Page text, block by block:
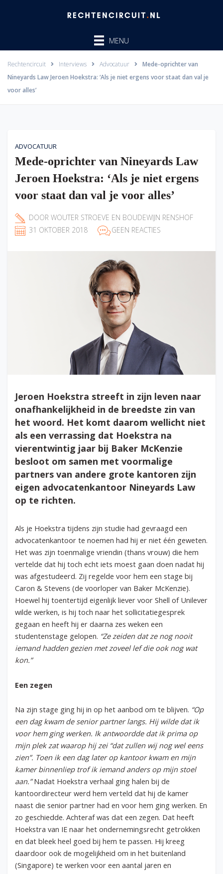
MENU
Rechtencircuit Interviews Advocatuur
Mede-oprichter van
Nineyards Law Jeroen Hoekstra: ‘Als je niet ergens voor staat dan val je
voor alles’
ADVOCATUUR
Mede-oprichter van Nineyards Law
Jeroen Hoekstra: ‘Als je niet ergens
voor staat dan val je voor alles’
DOOR WOUTER STROEVE EN BOUDEWIJN RENSHOF
31 OKTOBER 2018
GEEN REACTIES
Jeroen Hoekstra streeft in zijn leven naar
onafhankelijkheid in de breedste zin van
het woord. Het komt daarom wellicht niet
als een verrassing dat Hoekstra na
vierentwintig jaar bij Baker McKenzie
besloot om samen met voormalige
partners van andere grote kantoren zijn
eigen advocatenkantoor Nineyards Law
op te richten.
Als je Hoekstra tijdens zijn studie had gevraagd een
advocatenkantoor te noemen had hij er niet één geweten.
Het was zijn toenmalige vriendin (thans vrouw) die hem
vertelde dat hij toch echt iets moest gaan doen nadat hij
was afgestudeerd. Zij regelde voor hem een stage bij
Caron & Stevens (de voorloper van Baker McKenzie).
Hoewel hij toentertijd eigenlijk liever voor Shell of Unilever
wilde werken, is hij toch naar het sollicitatiegesprek
gegaan en heeft hij er daarna zes weken een
studentenstage gelopen. “Ze zeiden dat ze nog nooit
iemand hadden gezien met zoveel lef die ook nog wat
kon.”
Een zegen
Na zijn stage ging hij in op het aanbod om te blijven. “Op
een dag kwam de senior partner langs. Hij wilde dat ik
voor hem ging werken. Ik antwoordde dat ik prima op
mijn plek zat waarop hij zei “dat zullen wij nog wel eens
zien”. Toen ik een dag later op kantoor kwam en mijn
kamer binnenliep trof ik iemand anders op mijn stoel
aan.”Nadat Hoekstra verhaal ging halen bij de
kantoordirecteur werd hem verteld dat hij de kamer
naast die senior partner had en voor hem ging werken. En
zo geschiedde. Achteraf was dat een zegen. Dat heeft
Hoekstra van IE naar het ondernemingsrecht getrokken
en dat bleek heel goed bij hem te passen. Hij kreeg
daardoor ook de mogelijkheid om in het buitenland
(Singapore) te werken voor een aantal jaren en